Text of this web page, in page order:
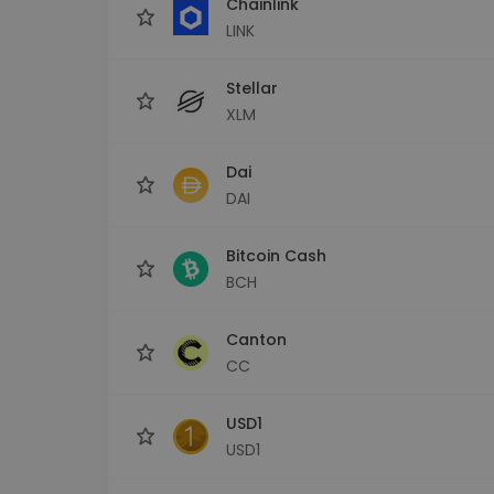
LINK
Stellar
XLM
Dai
DAI
Bitcoin Cash
BCH
Canton
CC
USD1
USD1